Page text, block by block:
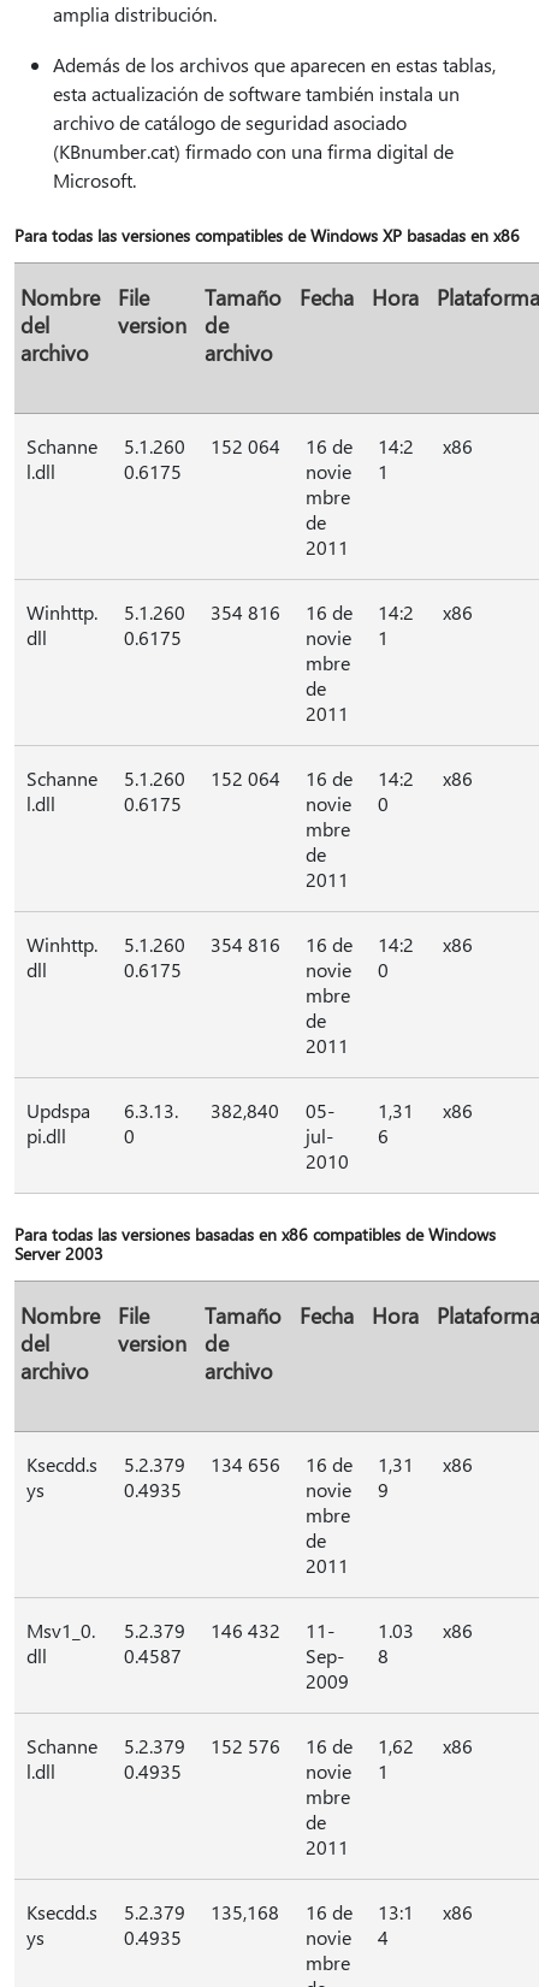
amplia distribución.
Además de los archivos que aparecen en estas tablas,
esta actualización de software también instala un
archivo de catálogo de seguridad asociado
(KBnumber.cat) firmado con una firma digital de
Microsoft.
Para todas las versiones compatibles de Windows XP basadas en x86
Nombre
del
archivo
File
version
Tamaño
de
archivo
Fecha Hora Plataforma
Schanne
l.dll
5.1.260
0.6175
152 064
16 de
novie
mbre
de
2011
14:2
1
x86
Winhttp.
dll
5.1.260
0.6175
354 816
16 de
novie
mbre
de
2011
14:2
1
x86
Schanne
l.dll
5.1.260
0.6175
152 064
16 de
novie
mbre
de
2011
14:2
0
x86
Winhttp.
dll
5.1.260
0.6175
354 816
16 de
novie
mbre
de
2011
14:2
0
x86
Updspa
pi.dll
6.3.13.
0
382,840
05-
jul-
2010
1,31
6
x86
Para todas las versiones basadas en x86 compatibles de Windows
Server 2003
Nombre
del
archivo
File
version
Tamaño
de
archivo
Fecha Hora Plataforma
Ksecdd.s
ys
5.2.379
0.4935
134 656
16 de
novie
mbre
de
2011
1,31
9
x86
Msv1_0.
dll
5.2.379
0.4587
146 432
11-
Sep-
2009
1.03
8
x86
Schanne
l.dll
5.2.379
0.4935
152 576
16 de
novie
mbre
de
2011
1,62
1
x86
Ksecdd.s
ys
5.2.379
0.4935
135,168
16 de
novie
mbre
13:1
4
x86